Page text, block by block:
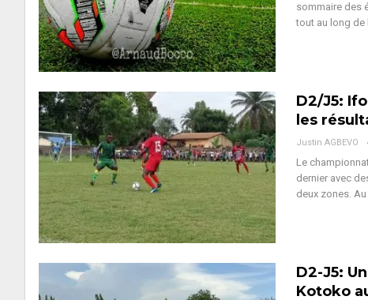
sommaire des
tout au long de
D2/J5:
les
Justin AGBEVO
Le
dernier avec
deux zones.
D2-J5:
Kotoko